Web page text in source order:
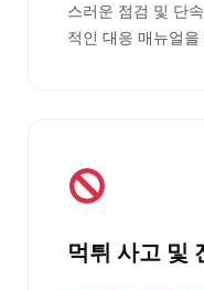
스러운 점검 및 단
적인 대응 매뉴얼
먹튀 사고 및